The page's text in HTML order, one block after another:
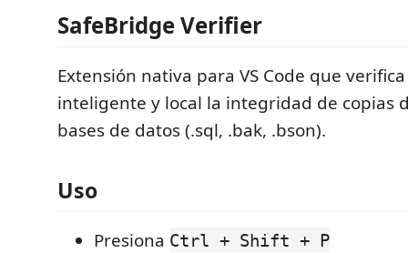
SafeBridge Verifier
Extensión nativa para VS Code que
inteligente y local la integridad de copias
bases de datos (.sql, .bak, .bson).
Uso
Presiona Ctrl + Shift + P